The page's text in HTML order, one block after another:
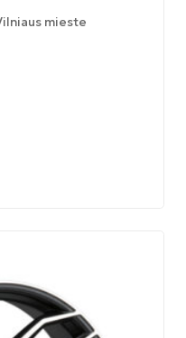
mieste